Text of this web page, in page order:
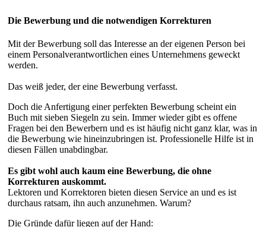
Die Bewerbung und die notwendigen Korrekturen
Mit der Bewerbung soll das Interesse an der eigenen Person bei
einem Personalverantwortlichen eines Unternehmens geweckt
werden.
Das weiß jeder, der eine Bewerbung verfasst.
Doch die Anfertigung einer perfekten Bewerbung scheint ein
Buch mit sieben Siegeln zu sein. Immer wieder gibt es offene
Fragen bei den Bewerbern und es ist häufig nicht ganz klar, was in
die Bewerbung wie hineinzubringen ist. Professionelle Hilfe ist in
diesen Fällen unabdingbar.
Es gibt wohl auch kaum eine Bewerbung, die ohne
Korrekturen auskommt.
Lektoren und Korrektoren bieten diesen Service an und es ist
durchaus ratsam, ihn auch anzunehmen. Warum?
Die Gründe dafür liegen auf der Hand: